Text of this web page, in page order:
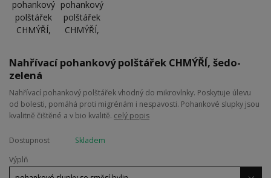
Nahřívací pohankový polštářek CHMÝŘÍ, šedo-
zelená
Nahřívací pohankový polštářek vhodný do mikrovlnky. Poskytuje úlevu
od bolesti, pomáhá proti migrénám i nespavosti. Pohankové slupky jsou
kvalitně čištěné a v bio kvalitě. celý popis
Dostupnost
Skladem
Výplň